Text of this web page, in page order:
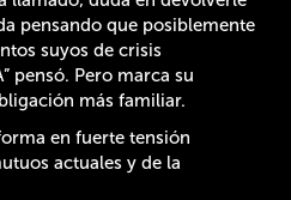
pensando que posiblemente
suyos de crisis
pensó. Pero marca su
más familiar.
en fuerte tensión
actuales y de la